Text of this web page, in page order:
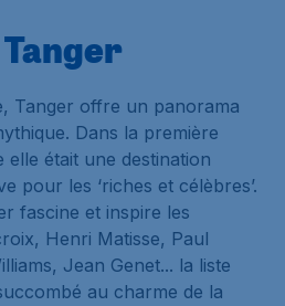
Tanger offre un panorama
Dans la première
elle était une destination
pour les ‘riches et célèbres’.
fascine et inspire les
Henri Matisse, Paul
Jean Genet... la liste
au charme de la